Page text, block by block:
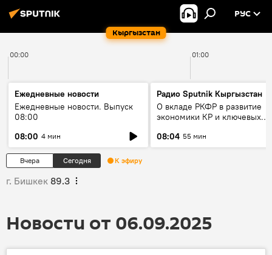
Кыргызстан
РУС
00:00 01:00
Ежедневные новости
Ежедневные новости. Выпуск
08:00
08:00 4 мин
Радио Sputnik Кыргызстан
О вкладе РКФР в развитие
экономики КР и ключевых
08:04 55 мин
Вчера Сегодня К эфиру
г. Бишкек 89.3
Новости от 06.09.2025